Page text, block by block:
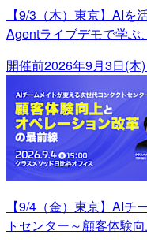
【9/3（木）東京】AI
Agentライブデモで学ぶ
開催前2026年9月3日(木
【9/4（金）東京】AI
トセンター～顧客体験